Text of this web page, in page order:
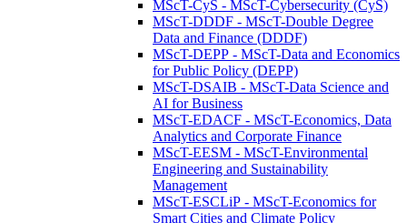
MScT-CyS - MScT-Cybersecurity (CyS)
MScT-DDDF - MScT-Double Degree
Data and Finance (DDDF)
MScT-DEPP - MScT-Data and Economics
for Public Policy (DEPP)
MScT-DSAIB - MScT-Data Science and
AI for Business
MScT-EDACF - MScT-Economics, Data
Analytics and Corporate Finance
MScT-EESM - MScT-Environmental
Engineering and Sustainability
Management
MScT-ESCLiP - MScT-Economics for
Smart Cities and Climate Policy